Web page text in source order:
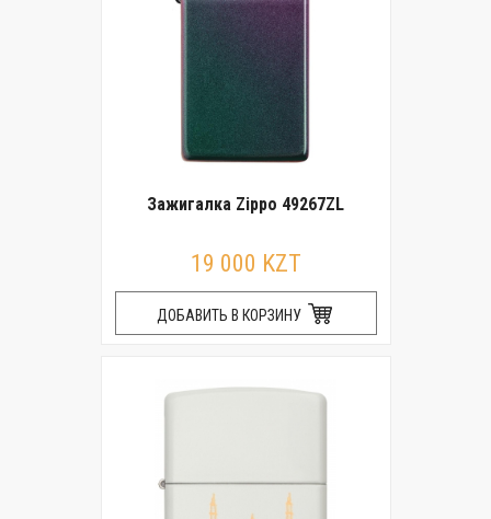
Зажигалка Zippo 49267ZL
19 000 KZT
ДОБАВИТЬ В КОРЗИНУ